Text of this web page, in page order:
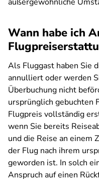
Wann habe ich
Als Fluggast haben Sie
annulliert oder werden
Überbuchung nicht
ursprünglich gebuchten
Flugpreis vollständig
wenn Sie bereits
und die Reise an einem
der Flug nach ihrem
geworden ist. In solch
Anspruch auf einen